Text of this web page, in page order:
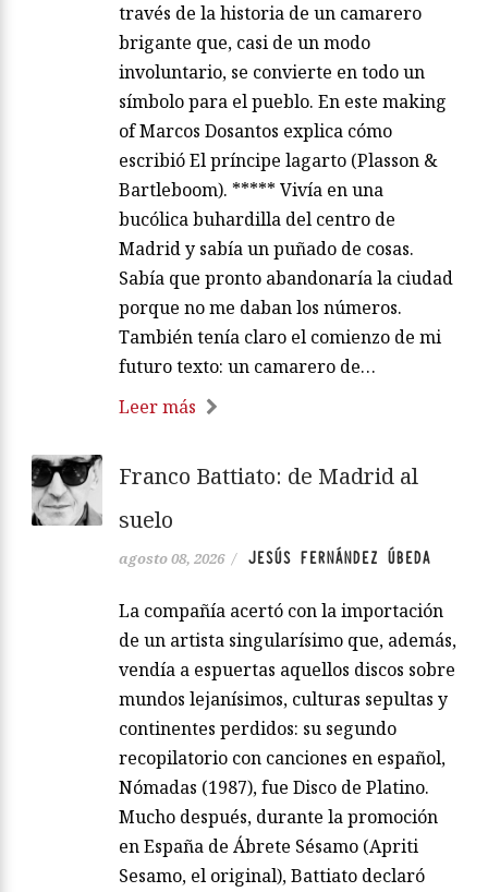
través de la historia de un camarero
brigante que, casi de un modo
involuntario, se convierte en todo un
símbolo para el pueblo. En este making
of Marcos Dosantos explica cómo
escribió El príncipe lagarto (Plasson &
Bartleboom). ***** Vivía en una
bucólica buhardilla del centro de
Madrid y sabía un puñado de cosas.
Sabía que pronto abandonaría la ciudad
porque no me daban los números.
También tenía claro el comienzo de mi
futuro texto: un camarero de…
Leer más
Franco Battiato: de Madrid al
suelo
agosto 08, 2026 / JESÚS FERNÁNDEZ ÚBEDA
La compañía acertó con la importación
de un artista singularísimo que, además,
vendía a espuertas aquellos discos sobre
mundos lejanísimos, culturas sepultas y
continentes perdidos: su segundo
recopilatorio con canciones en español,
Nómadas (1987), fue Disco de Platino.
Mucho después, durante la promoción
en España de Ábrete Sésamo (Apriti
Sesamo, el original), Battiato declaró